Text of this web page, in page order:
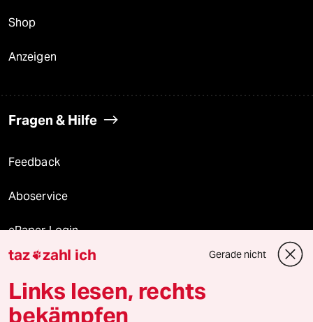
Shop
Anzeigen
Fragen & Hilfe
Feedback
Aboservice
ePaper Login
Downloads für Abonnierende
taz zahl ich Gerade nicht
Links lesen, rechts
bekämpfen